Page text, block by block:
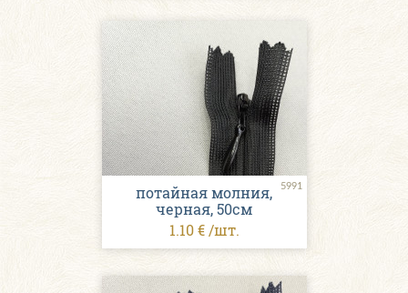
5991
потайная молния,
черная, 50см
1.10 € /шт.